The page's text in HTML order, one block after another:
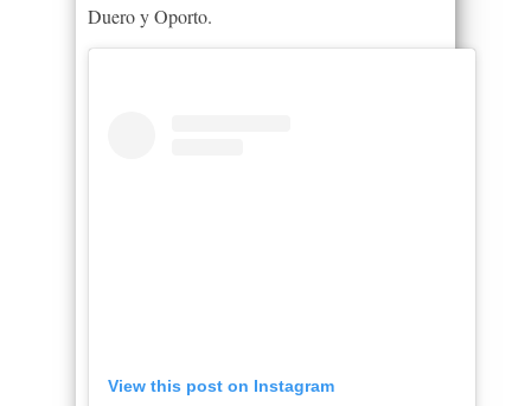
Duero y Oporto.
View this post on Instagram